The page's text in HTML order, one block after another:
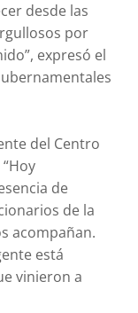
desde las
por
expresó el
del Centro
de
de la
acompañan.
está
vinieron a